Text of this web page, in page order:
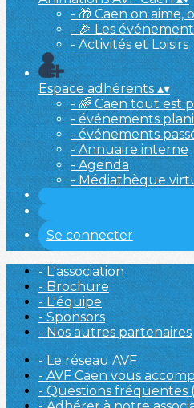
- 🎁 Caen on aime,
- 🎉 Les
- Activités et Loisirs
Espace adhérents▴▾
- 🌈 Caen tout est
- événements
- événements
- Annuaire interne
- Agenda
- Médiathèque
Se connecter
- L'association
- Brochure
- L'équipe
- Sponsors
- Nos autres partenaires
- Le réseau AVF
- AVF Caen vous
- Questions fréquentes